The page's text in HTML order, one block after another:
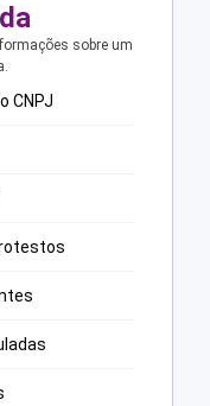
sobre um
CNPJ